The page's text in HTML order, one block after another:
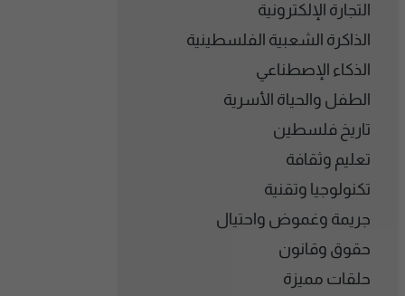
التجارة الإلكترونية
الذاكرة الشعبية الفلسطينية
الذكاء الإصطناعي
الطفل والحياة الأسرية
تاريخ فلسطين
تعليم وثقافة
تكنولوجيا وتقنية
جريمة وغموض واحتيال
حقوق وقانون
حلقات مميزة